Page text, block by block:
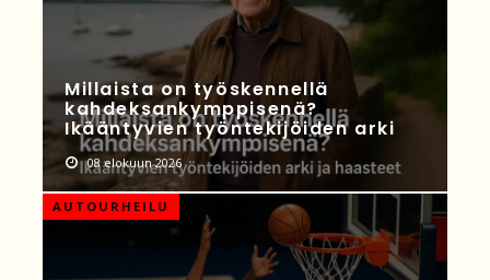
Millaista on työskennellä
kahdeksankymppisenä?
Ikääntyvien työntekijöiden arki
08 elokuun 2026
AUTOURHEILU